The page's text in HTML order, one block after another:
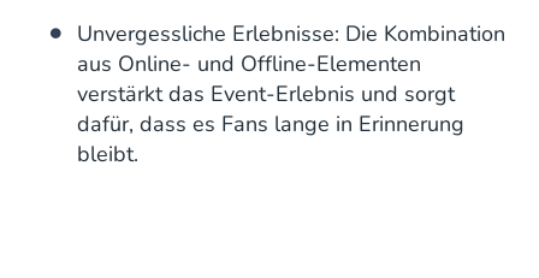
Unvergessliche Erlebnisse: Die Kombination
aus Online- und Offline-Elementen
verstärkt das Event-Erlebnis und sorgt
dafür, dass es Fans lange in Erinnerung
bleibt.